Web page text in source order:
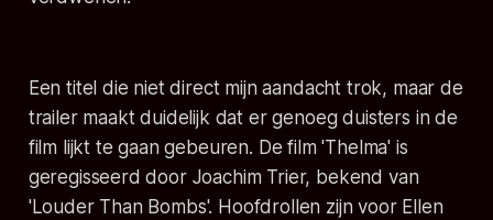
Een titel die niet direct mijn aandacht trok, maar de
trailer maakt duidelijk dat er genoeg duisters in de
film lijkt te gaan gebeuren. De film 'Thelma' is
geregisseerd door Joachim Trier, bekend van
'Louder Than Bombs'. Hoofdrollen zijn voor Ellen